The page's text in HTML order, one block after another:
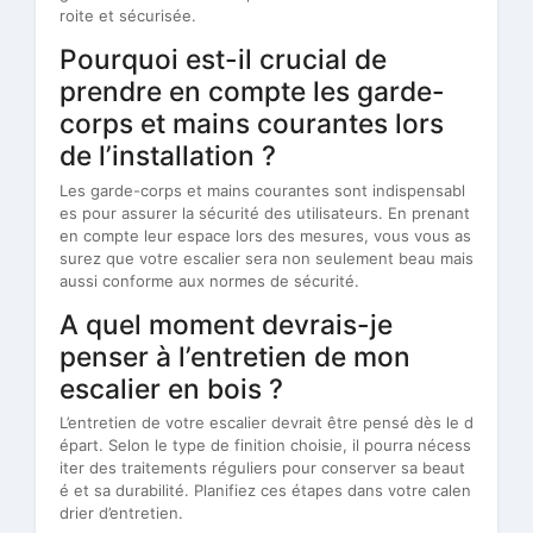
roite et sécurisée.
Pourquoi est-il crucial de
prendre en compte les garde-
corps et mains courantes lors
de l’installation ?
Les garde-corps et mains courantes sont indispensabl
es pour assurer la sécurité des utilisateurs. En prenant
en compte leur espace lors des mesures, vous vous as
surez que votre escalier sera non seulement beau mais
aussi conforme aux normes de sécurité.
A quel moment devrais-je
penser à l’entretien de mon
escalier en bois ?
L’entretien de votre escalier devrait être pensé dès le d
épart. Selon le type de finition choisie, il pourra nécess
iter des traitements réguliers pour conserver sa beaut
é et sa durabilité. Planifiez ces étapes dans votre calen
drier d’entretien.